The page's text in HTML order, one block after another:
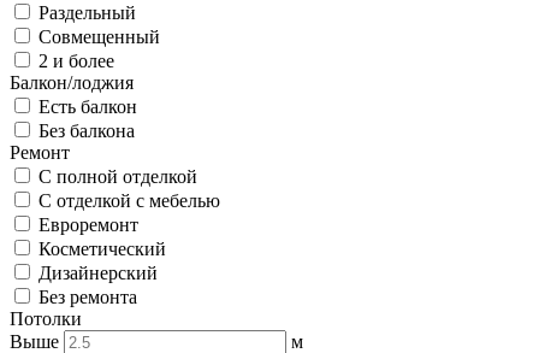
Раздельный
Совмещенный
2 и более
Балкон/лоджия
Есть балкон
Без балкона
Ремонт
С полной отделкой
С отделкой с мебелью
Евроремонт
Косметический
Дизайнерский
Без ремонта
Потолки
Выше
м